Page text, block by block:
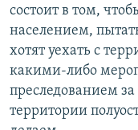
состоит в том,
населением,
хотят уехать с
какими-либо
преследованием
территории